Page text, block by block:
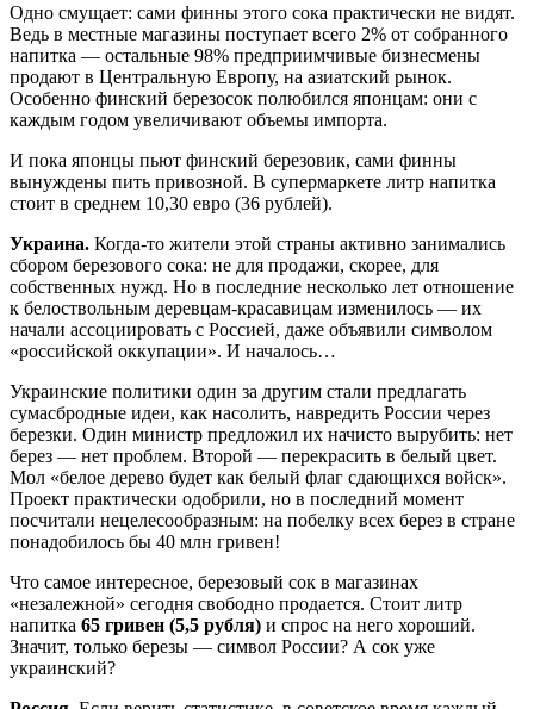
Одно смущает: сами финны этого сока практически не видят.
Ведь в местные магазины поступает всего 2% от собранного
напитка — остальные 98% предприимчивые бизнесмены
продают в Центральную Европу, на азиатский рынок.
Особенно финский березосок полюбился японцам: они с
каждым годом увеличивают объемы импорта.
И пока японцы пьют финский березовик, сами финны
вынуждены пить привозной. В супермаркете литр напитка
стоит в среднем 10,30 евро (36 рублей).
Украина. Когда-то жители этой страны активно занимались
сбором березового сока: не для продажи, скорее, для
собственных нужд. Но в последние несколько лет отношение
к белоствольным деревцам-красавицам изменилось — их
начали ассоциировать с Россией, даже объявили символом
«российской оккупации». И началось…
Украинские политики один за другим стали предлагать
сумасбродные идеи, как насолить, навредить России через
березки. Один министр предложил их начисто вырубить: нет
берез — нет проблем. Второй — перекрасить в белый цвет.
Мол «белое дерево будет как белый флаг сдающихся войск».
Проект практически одобрили, но в последний момент
посчитали нецелесообразным: на побелку всех берез в стране
понадобилось бы 40 млн гривен!
Что самое интересное, березовый сок в магазинах
«незалежной» сегодня свободно продается. Стоит литр
напитка 65 гривен (5,5 рубля) и спрос на него хороший.
Значит, только березы — символ России? А сок уже
украинский?